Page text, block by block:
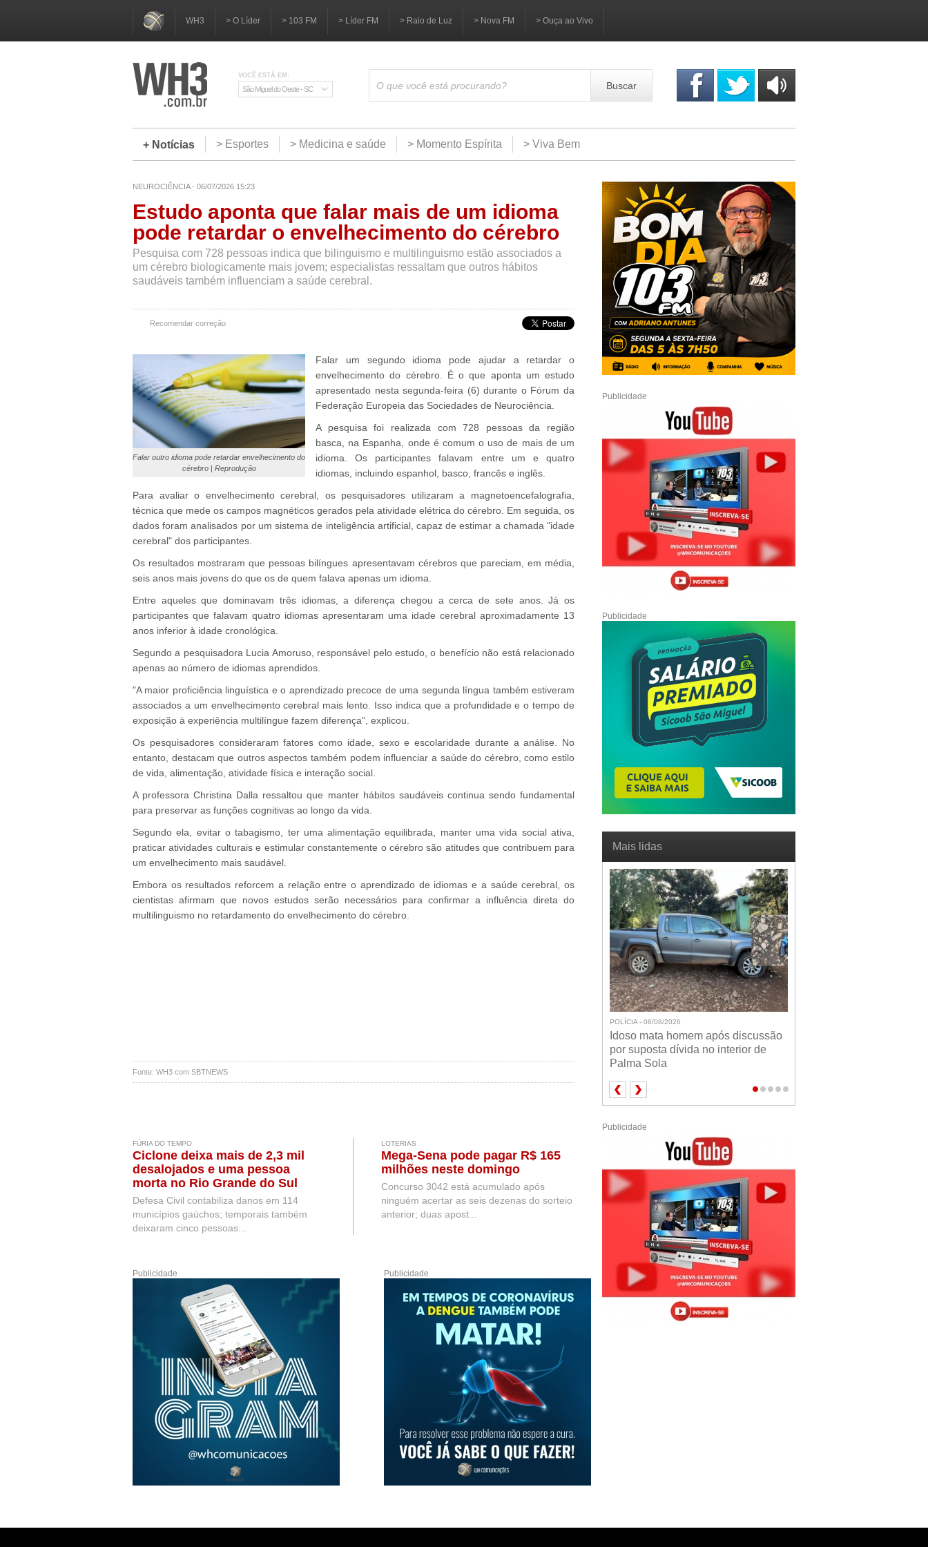
WH3 > O Líder > 103 FM > Líder FM > Raio de Luz > Nova FM > Ouça ao Vivo
VOCÊ ESTÁ EM:
São Miguel do Oeste - SC Buscar
+ Notícias
> Esportes > Medicina e saúde > Momento Espírita > Viva Bem
NEUROCIÊNCIA - 06/07/2026 15:23
Estudo aponta que falar mais de um idioma
pode retardar o envelhecimento do cérebro
Pesquisa com 728 pessoas indica que bilinguismo e multilinguismo estão associados a
um cérebro biologicamente mais jovem; especialistas ressaltam que outros hábitos
saudáveis também influenciam a saúde cerebral.
Recomendar correção
Falar outro idioma pode retardar envelhecimento do
cérebro | Reprodução
Falar um segundo idioma pode ajudar a retardar o
envelhecimento do cérebro. É o que aponta um estudo
apresentado nesta segunda-feira (6) durante o Fórum da
Federação Europeia das Sociedades de Neurociência.
A pesquisa foi realizada com 728 pessoas da região
basca, na Espanha, onde é comum o uso de mais de um
idioma. Os participantes falavam entre um e quatro
idiomas, incluindo espanhol, basco, francês e inglês.
Para avaliar o envelhecimento cerebral, os pesquisadores utilizaram a magnetoencefalografia,
técnica que mede os campos magnéticos gerados pela atividade elétrica do cérebro. Em seguida, os
dados foram analisados por um sistema de inteligência artificial, capaz de estimar a chamada "idade
cerebral" dos participantes.
Os resultados mostraram que pessoas bilíngues apresentavam cérebros que pareciam, em média,
seis anos mais jovens do que os de quem falava apenas um idioma.
Entre aqueles que dominavam três idiomas, a diferença chegou a cerca de sete anos. Já os
participantes que falavam quatro idiomas apresentaram uma idade cerebral aproximadamente 13
anos inferior à idade cronológica.
Segundo a pesquisadora Lucia Amoruso, responsável pelo estudo, o benefício não está relacionado
apenas ao número de idiomas aprendidos.
"A maior proficiência linguística e o aprendizado precoce de uma segunda língua também estiveram
associados a um envelhecimento cerebral mais lento. Isso indica que a profundidade e o tempo de
exposição à experiência multilíngue fazem diferença", explicou.
Os pesquisadores consideraram fatores como idade, sexo e escolaridade durante a análise. No
entanto, destacam que outros aspectos também podem influenciar a saúde do cérebro, como estilo
de vida, alimentação, atividade física e interação social.
A professora Christina Dalla ressaltou que manter hábitos saudáveis continua sendo fundamental
para preservar as funções cognitivas ao longo da vida.
Segundo ela, evitar o tabagismo, ter uma alimentação equilibrada, manter uma vida social ativa,
praticar atividades culturais e estimular constantemente o cérebro são atitudes que contribuem para
um envelhecimento mais saudável.
Embora os resultados reforcem a relação entre o aprendizado de idiomas e a saúde cerebral, os
cientistas afirmam que novos estudos serão necessários para confirmar a influência direta do
multilinguismo no retardamento do envelhecimento do cérebro.
Fonte: WH3 com SBTNEWS
FÚRIA DO TEMPO
Ciclone deixa mais de 2,3 mil
desalojados e uma pessoa
morta no Rio Grande do Sul
Defesa Civil contabiliza danos em 114
municípios gaúchos; temporais também
deixaram cinco pessoas...
LOTERIAS
Mega-Sena pode pagar R$ 165
milhões neste domingo
Concurso 3042 está acumulado após
ninguém acertar as seis dezenas do sorteio
anterior; duas apost...
Publicidade Publicidade
Publicidade
Publicidade
Mais lidas
POLÍCIA - 06/08/2026
Idoso mata homem após discussão
por suposta dívida no interior de
Palma Sola
Publicidade